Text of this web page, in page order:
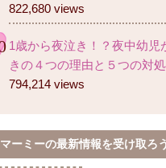
822,680 views
1歳から夜泣き！？夜中幼児
きの４つの理由と５つの対
794,214 views
マーミーの最新情報を受け取ろ